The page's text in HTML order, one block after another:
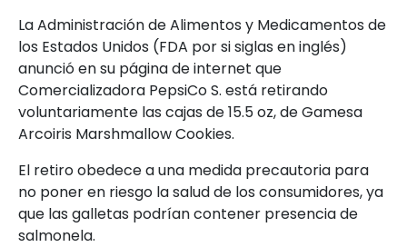
La Administración de Alimentos y Medicamentos de
los Estados Unidos (FDA por si siglas en inglés)
anunció en su página de internet que
Comercializadora PepsiCo S. está retirando
voluntariamente las cajas de 15.5 oz, de Gamesa
Arcoiris Marshmallow Cookies.
El retiro obedece a una medida precautoria para
no poner en riesgo la salud de los consumidores, ya
que las galletas podrían contener presencia de
salmonela.